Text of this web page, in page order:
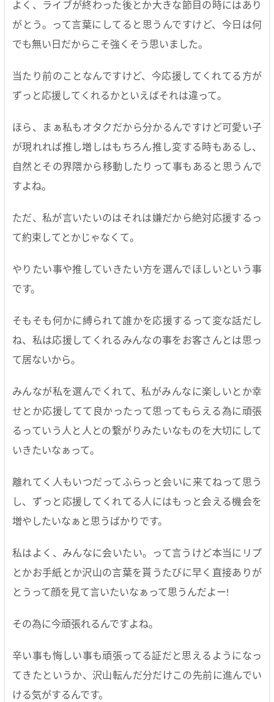
よく、ライブが終わった後とか大きな節目の時にはあり
がとう。って言葉にしてると思うんですけど、今日は何
でも無い日だからこそ強くそう思いました。
当たり前のことなんですけど、今応援してくれてる方が
ずっと応援してくれるかといえばそれは違って。
ほら、まぁ私もオタクだから分かるんですけど可愛い子
が現れれば推し増しはもちろん推し変する時もあるし、
自然とその界隈から移動したりって事もあると思うんで
すよね。
ただ、私が言いたいのはそれは嫌だから絶対応援するっ
て約束してとかじゃなくて。
やりたい事や推していきたい方を選んでほしいという事
です。
そもそも何かに縛られて誰かを応援するって変な話だし
ね、私は応援してくれるみんなの事をお客さんとは思っ
て居ないから。
みんなが私を選んでくれて、私がみんなに楽しいとか幸
せとか応援してて良かったって思ってもらえる為に頑張
るっていう人と人との繋がりみたいなものを大切にして
いきたいなぁって。
離れてく人もいつだってふらっと会いに来てねって思う
し、ずっと応援してくれてる人にはもっと会える機会を
増やしたいなぁと思うばかりです。
私はよく、みんなに会いたい。って言うけど本当にリプ
とかお手紙とか沢山の言葉を貰うたびに早く直接ありが
とうって顔を見て言いたいなぁって思うんだよー!
その為に今頑張れるんですよね。
辛い事も悔しい事も頑張ってる証だと思えるようになっ
てきたというか、沢山転んだ分だけこの先前に進んでい
ける気がするんです。